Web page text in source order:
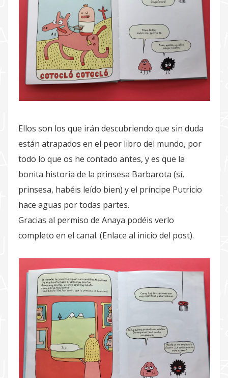
Ellos son los que irán descubriendo que sin duda
están atrapados en el peor libro del mundo, por
todo lo que os he contado antes, y es que la
bonita historia de la prinsesa Barbarota (sí,
prinsesa, habéis leído bien) y el príncipe Putricio
hace aguas por todas partes.
Gracias al permiso de Anaya podéis verlo
completo en el canal. (Enlace al inicio del post).